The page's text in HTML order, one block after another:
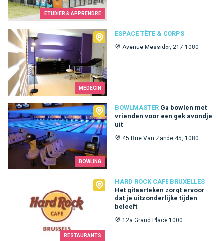
ETUDIER & APPRENDRE
MÉDECIN
ESPACE TÊTE & CORPS
Avenue Messidor, 217 1080
Espace Tête & Corps
BOWLING
BOWLMASTER Ga bowlen met
vrienden voor een gek avondje
uit
45 Rue Van Zande 45, 1080
Bowlmaster
RESTAURANTS
HARD ROCK CAFE BRUXELLES
Het gitaarteken zorgt ervoor
dat je uitzonderlijke tijden
beleeft
12a Grand Place 1000
Hard Rock Cafe Bruxelles